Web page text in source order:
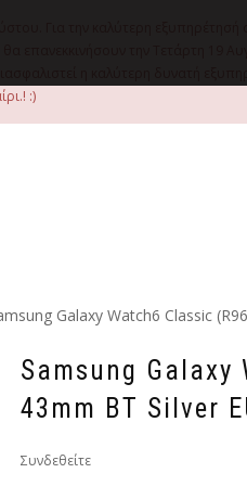
Για την καλύτερη
επανεκκινήσουν την Τετάρτη
η καλύτερη δυνατή
:)
Galaxy Watch6 Classic
Samsung Galaxy
43mm BT Silver
Συνδεθείτε